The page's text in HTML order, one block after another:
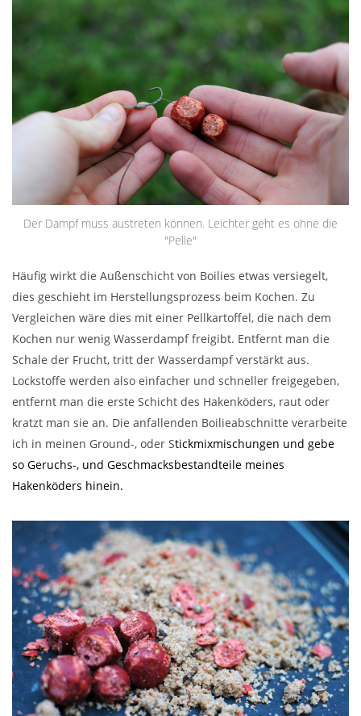
Der Dampf muss austreten können. Leichter geht es ohne die
"Pelle"
Häufig wirkt die Außenschicht von Boilies etwas versiegelt,
dies geschieht im Herstellungsprozess beim Kochen. Zu
Vergleichen wäre dies mit einer Pellkartoffel, die nach dem
Kochen nur wenig Wasserdampf freigibt. Entfernt man die
Schale der Frucht, tritt der Wasserdampf verstärkt aus.
Lockstoffe werden also einfacher und schneller freigegeben,
entfernt man die erste Schicht des Hakenköders, raut oder
kratzt man sie an. Die anfallenden Boilieabschnitte verarbeite
ich in meinen Ground-, oder Stickmixmischungen und gebe
so Geruchs-, und Geschmacksbestandteile meines
Hakenköders hinein.